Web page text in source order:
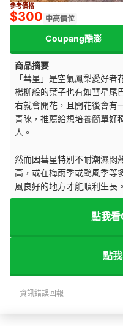
參考價格
$300 中高價位
Coupang酷澎
商品摘要
「彗星」是空氣鳳梨愛好
楊柳般的葉子也有如彗星尾
右就會開花，且開花後會有
青睞，推薦給想培養簡單好
人。
然而因彗星特別不耐潮濕悶
高，或在梅雨季或颱風季等
風良好的地方才能順利生長。
點我
點
資訊錯誤回報